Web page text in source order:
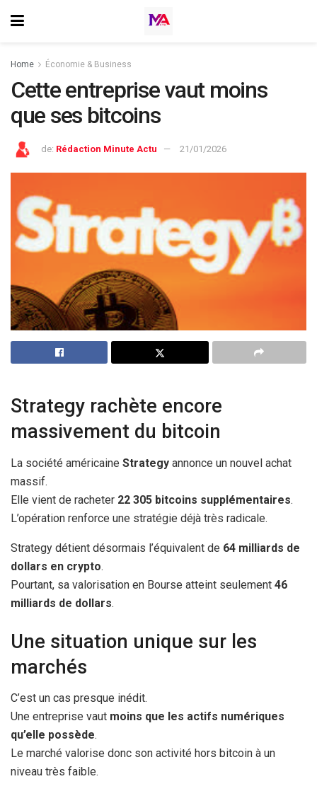
Home Économie & Business
Cette entreprise vaut moins
que ses bitcoins
de: Rédaction Minute Actu 21/01/2026
Strategy rachète encore
massivement du bitcoin
La société américaine Strategy annonce un nouvel achat
massif.
Elle vient de racheter 22 305 bitcoins supplémentaires.
L’opération renforce une stratégie déjà très radicale.
Strategy détient désormais l’équivalent de 64 milliards de
dollars en crypto.
Pourtant, sa valorisation en Bourse atteint seulement 46
milliards de dollars.
Une situation unique sur les
marchés
C’est un cas presque inédit.
Une entreprise vaut moins que les actifs numériques
qu’elle possède.
Le marché valorise donc son activité hors bitcoin à un
niveau très faible.